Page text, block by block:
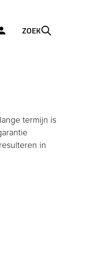
ZOEK
termijn is
in